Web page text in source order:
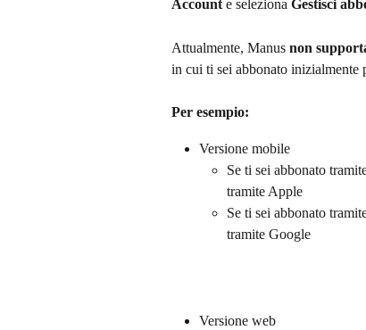
Account e seleziona Gestisci
Attualmente, Manus non
in cui ti sei abbonato inizialmente
Per esempio:
Versione mobile
Se ti sei abbonato
tramite Apple
Se ti sei abbonato
tramite Google
Versione web